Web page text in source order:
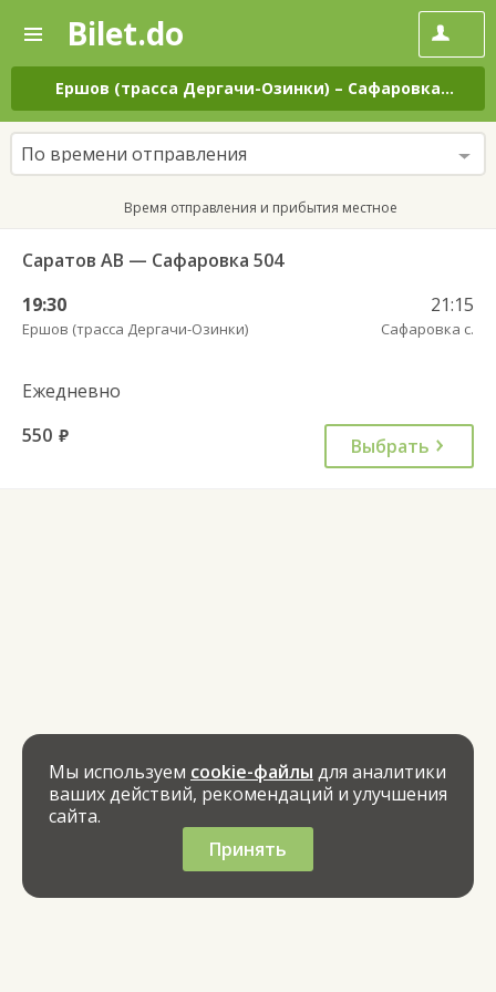
—
Поиск
и
покупка
билетов
на
автобус
онлайн
Bilet.do
Ершов (трасса Дергачи-Озинки) – Сафаровка с.
По времени отправления
Время отправления и прибытия местное
Саратов АВ — Сафаровка 504
19:30
Ершов (трасса Дергачи-Озинки)
21:15
Сафаровка с.
Ежедневно
550 руб. Выбрать
Мы используем cookie-файлы для аналитики
ваших действий, рекомендаций и улучшения
сайта.
Принять